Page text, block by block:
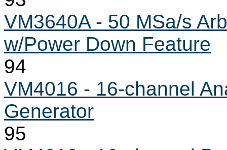
VM3640A - 50 MSa/s
w/Power Down Feature
94
VM4016 - 16-channel
Generator
95